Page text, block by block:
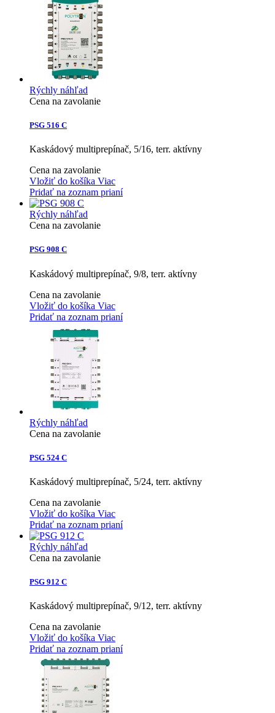
Rýchly náhľad
Cena na zavolanie
PSG 516 C
Kaskádový multiprepínač, 5/16, terr. aktívny
Cena na zavolanie
Vložiť do košíka Viac
Pridať na zoznam prianí
Rýchly náhľad
Cena na zavolanie
PSG 908 C
Kaskádový multiprepínač, 9/8, terr. aktívny
Cena na zavolanie
Vložiť do košíka Viac
Pridať na zoznam prianí
Rýchly náhľad
Cena na zavolanie
PSG 524 C
Kaskádový multiprepínač, 5/24, terr. aktívny
Cena na zavolanie
Vložiť do košíka Viac
Pridať na zoznam prianí
Rýchly náhľad
Cena na zavolanie
PSG 912 C
Kaskádový multiprepínač, 9/12, terr. aktívny
Cena na zavolanie
Vložiť do košíka Viac
Pridať na zoznam prianí